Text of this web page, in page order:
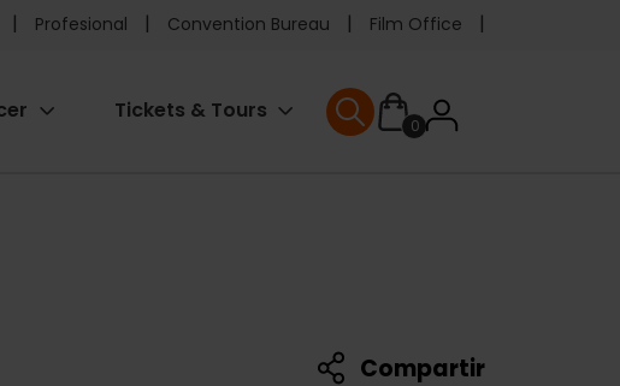
Pre
header
Profesional Convention Bureau Film Office
Tickets & Tours
0User
User menu
Compartir